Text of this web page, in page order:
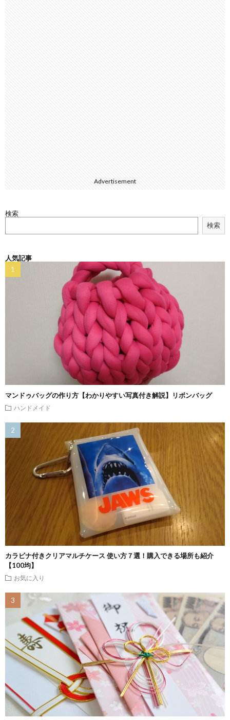
Advertisement
検索
検索
人気記事
マンドゥバッグの作り方【わかりやすい写真付き解説】リボンバッグ
ハンドメイド
カラビナ付きクリアマルチケース 使い方７選！購入できる場所も紹介
【100均】
お気に入り